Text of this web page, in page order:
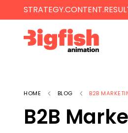
voor
Je kunt ook
info@bigfish.nl
HOME BLOG B2B
B2B